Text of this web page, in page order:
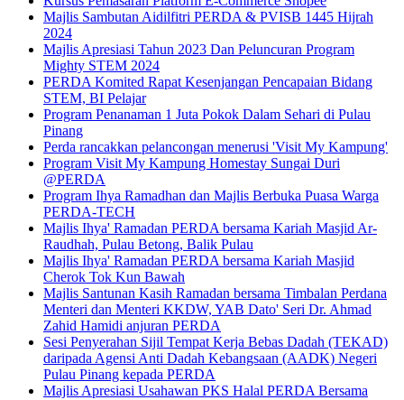
Majlis Sambutan Aidilfitri PERDA & PVISB 1445 Hijrah
2024
Majlis Apresiasi Tahun 2023 Dan Peluncuran Program
Mighty STEM 2024
PERDA Komited Rapat Kesenjangan Pencapaian Bidang
STEM, BI Pelajar
Program Penanaman 1 Juta Pokok Dalam Sehari di Pulau
Pinang
Perda rancakkan pelancongan menerusi 'Visit My Kampung'
Program Visit My Kampung Homestay Sungai Duri
@PERDA
Program Ihya Ramadhan dan Majlis Berbuka Puasa Warga
PERDA-TECH
Majlis Ihya' Ramadan PERDA bersama Kariah Masjid Ar-
Raudhah, Pulau Betong, Balik Pulau
Majlis Ihya' Ramadan PERDA bersama Kariah Masjid
Cherok Tok Kun Bawah
Majlis Santunan Kasih Ramadan bersama Timbalan Perdana
Menteri dan Menteri KKDW, YAB Dato' Seri Dr. Ahmad
Zahid Hamidi anjuran PERDA
Sesi Penyerahan Sijil Tempat Kerja Bebas Dadah (TEKAD)
daripada Agensi Anti Dadah Kebangsaan (AADK) Negeri
Pulau Pinang kepada PERDA
Majlis Apresiasi Usahawan PKS Halal PERDA Bersama